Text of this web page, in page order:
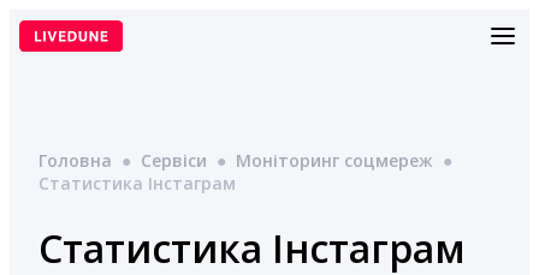
Перейти
до
Головна ● Сервіси ● Моніторинг соцмереж ●
Статистика Інстаграм
Статистика Інстаграм